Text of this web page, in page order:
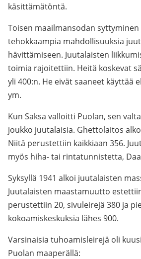
käsittämätöntä.
Toisen maailmansodan
tehokkaampia mahdollisuuksia
hävittämiseen. Juutalaisten
toimia rajoitettiin. Heitä koskevat
yli 400:n. He eivät saaneet käyttää
ym.
Kun Saksa valloitti Puolan, sen
joukko juutalaisia. Ghettolaitos
Niitä perustettiin kaikkiaan 356.
myös hiha- tai rintatunnistetta,
Syksyllä 1941 alkoi juutalaisten
Juutalaisten maastamuutto
perustettiin 20, sivuleirejä 380 ja
kokoamiskeskuksia lähes 900.
Varsinaisia tuhoamisleirejä oli
Puolan maaperällä: